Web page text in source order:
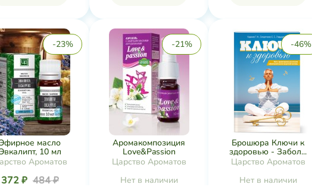
-23%
масло
10 мл
Ароматов
372 ₽ 484 ₽
-21%
Аромакомпозиция
Love&Passion
Царство Ароматов
Нет в наличии
-46%
Брошюра Ключи к
здоровью - Забол...
Царство Ароматов
Нет в наличии